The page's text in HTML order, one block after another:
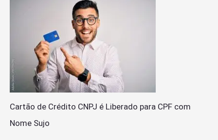
Cartão de Crédito CNPJ é Liberado para CPF com
Nome Sujo